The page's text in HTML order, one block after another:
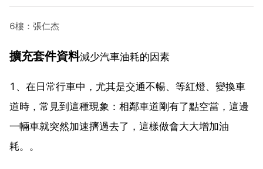
6樓：張仁杰
擴充套件資料減少汽車油耗的因素
1、在日常行車中，尤其是交通不暢、等紅燈、變換車
道時，常見到這種現象：相鄰車道剛有了點空當，這邊
一輛車就突然加速擠過去了，這樣做會大大增加油
耗。。